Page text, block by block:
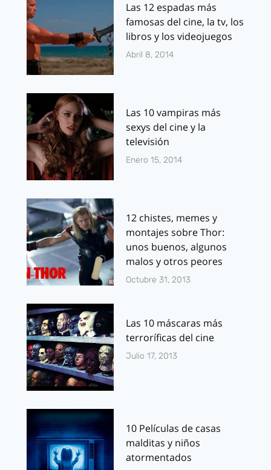
Las 12 espadas más
famosas del cine, la tv, los
libros y los videojuegos
Abril 8, 2014
Las 10 vampiras más
sexys del cine y la
televisión
Enero 15, 2014
12 chistes, memes y
montajes sobre Thor:
unos buenos, algunos
malos y otros peores
Octubre 31, 2013
Las 10 máscaras más
terroríficas del cine
Julio 17, 2013
10 Películas de casas
malditas y niños
atormentados